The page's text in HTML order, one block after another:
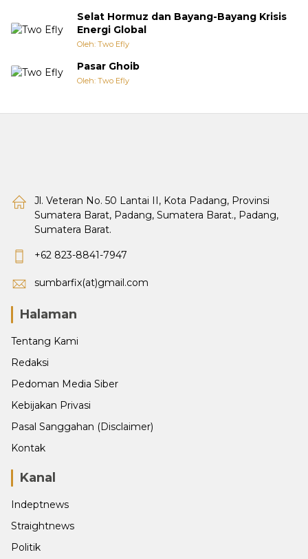
Selat Hormuz dan Bayang-Bayang Krisis
Energi Global
Oleh: Two Efly
Pasar Ghoib
Oleh: Two Efly
Jl. Veteran No. 50 Lantai II, Kota Padang, Provinsi
Sumatera Barat, Padang, Sumatera Barat., Padang,
Sumatera Barat.
+62 823-8841-7947
sumbarfix(at)gmail.com
Halaman
Tentang Kami
Redaksi
Pedoman Media Siber
Kebijakan Privasi
Pasal Sanggahan (Disclaimer)
Kontak
Kanal
Indeptnews
Straightnews
Politik